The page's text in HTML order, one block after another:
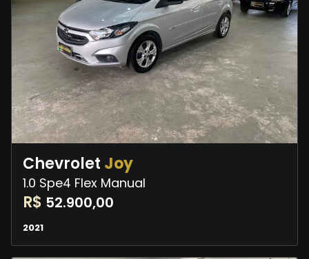
Chevrolet Joy
1.0 Spe4 Flex Manual
R$ 52.900,00
2021